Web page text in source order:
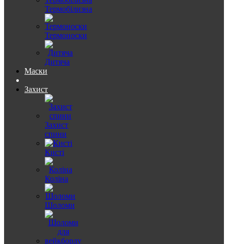
Термобілизна
Термоноски
Дитяча
Маски
Захист
Захист
спини
Кисті
Коліна
Шоломи